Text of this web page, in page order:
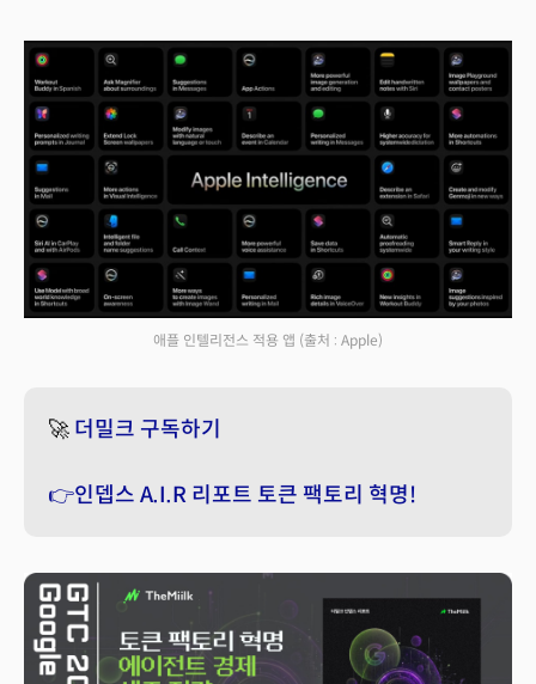
애플 인텔리전스 적용 앱 (출처 : Apple)
🚀 더밀크 구독하기
👉인뎁스 A.I.R 리포트 토큰 팩토리 혁명!